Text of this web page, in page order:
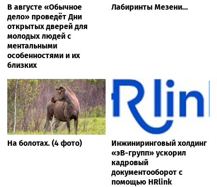
В августе «Обычное
дело» проведёт Дни
открытых дверей для
молодых людей с
ментальными
особенностями и их
близких
Лабиринты Мезени...
На болотах. (4 фото)
Инжиниринговый холдинг
«эВ-групп» ускорил
кадровый
документооборот с
помощью HRlink